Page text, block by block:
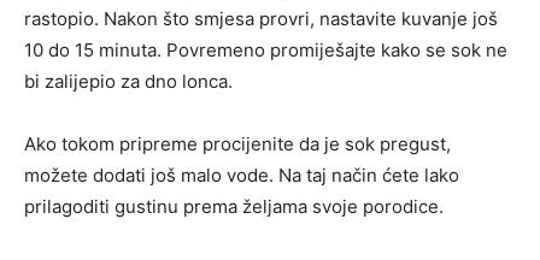
rastopio. Nakon što smjesa provri, nastavite kuvanje još
10 do 15 minuta. Povremeno promiješajte kako se sok ne
bi zalijepio za dno lonca.
Ako tokom pripreme procijenite da je sok pregust,
možete dodati još malo vode. Na taj način ćete lako
prilagoditi gustinu prema željama svoje porodice.